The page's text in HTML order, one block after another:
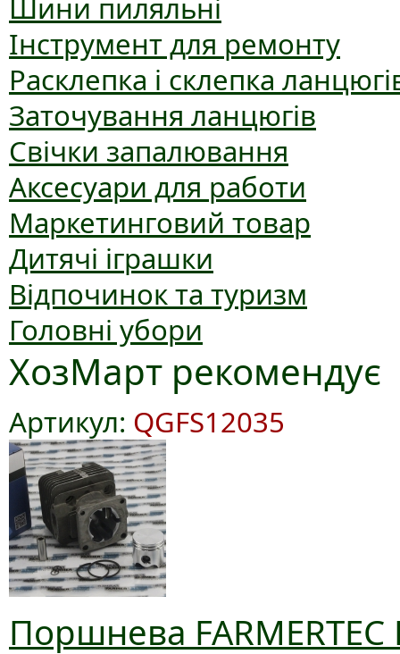
Шини пиляльні
Інструмент для ремонту
Расклепка і склепка
Заточування ланцюгів
Свічки запалювання
Аксесуари для работи
Маркетинговий товар
Дитячі іграшки
Відпочинок та туризм
Головні убори
ХозМарт рекомендує
Артикул: QGFS12035
Поршнева